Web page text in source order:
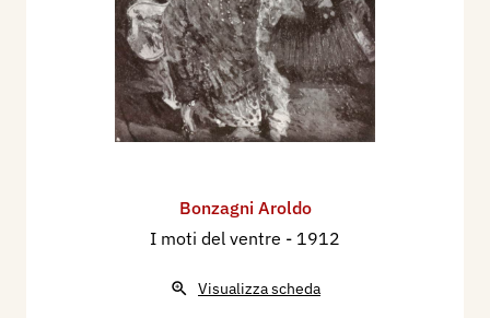
Bonzagni Aroldo
I moti del ventre - 1912
Visualizza scheda